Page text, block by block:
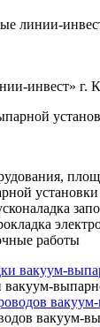
линии-
инвест» г.
установки
работы
вакуум-